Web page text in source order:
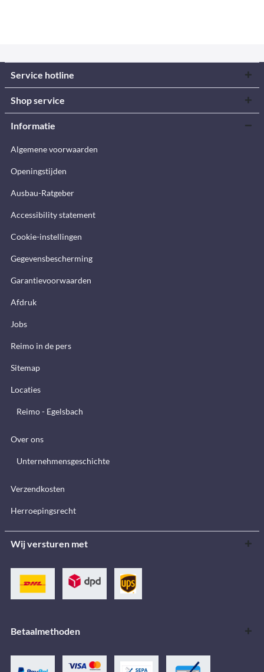
Service hotline
Shop service
Informatie
Algemene voorwaarden
Openingstijden
Ausbau-Ratgeber
Accessibility statement
Cookie-instellingen
Gegevensbescherming
Garantievoorwaarden
Afdruk
Jobs
Reimo in de pers
Sitemap
Locaties
Reimo - Egelsbach
Over ons
Unternehmensgeschichte
Verzendkosten
Herroepingsrecht
Wij versturen met
Betaalmethoden